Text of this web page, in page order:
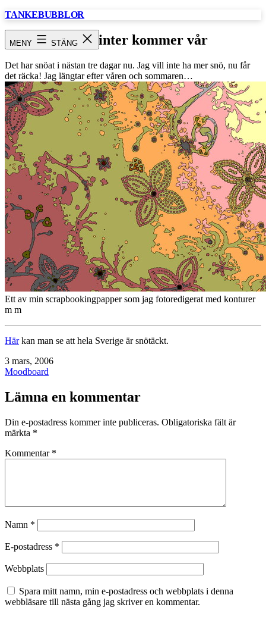
Hoppa
TANKEBUBBLOR
MENY STÄNG
efter vinter kommer vår
Det har snöat i nästan tre dagar nu. Jag vill inte ha mer snö, nu får
det räcka! Jag längtar efter våren och sommaren…
Ett av min scrapbookingpapper som jag fotoredigerat med konturer
m m
Härkan man se att hela Sverige är snötäckt.
Publicerat
den
3 mars, 2006
Kategoriserat
Moodboard
Lämna en kommentar
Din e-postadress kommer inte publiceras. Obligatoriska fält är
märkta *
Kommentar *
Namn *
E-postadress *
Webbplats
Spara mitt namn, min e-postadress och webbplats i denna
webbläsare till nästa gång jag skriver en kommentar.